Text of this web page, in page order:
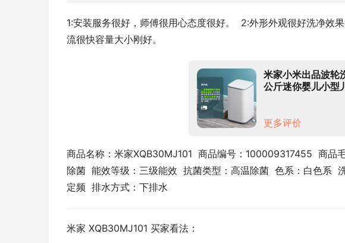
1:安装服务很好，师傅很用心态度很好。  2:外形外观很好洗净效
流很快容量大小刚好。
米家小米出品波轮
公斤迷你婴儿小型
更多评价
商品名称：米家XQB30MJ101  商品编号：100009317455  商品
除菌  能效等级：三级能效  抗菌类型：高温除菌  色系：白色系
定频  排水方式：下排水
米家 XQB30MJ101 买家看法：